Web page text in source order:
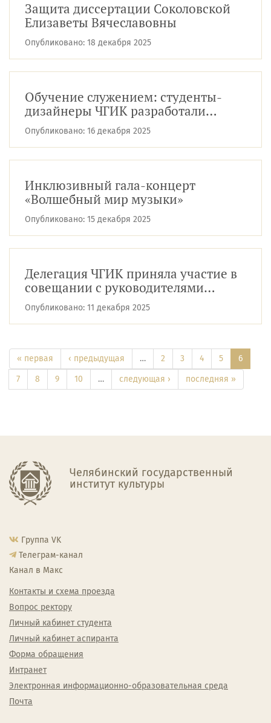
Защита диссертации Соколовской
Елизаветы Вячеславовны
Опубликовано: 18 декабря 2025
Обучение служением: студенты-
дизайнеры ЧГИК разработали
проект мемориального сквера
участникам СВО
Опубликовано: 16 декабря 2025
Инклюзивный гала-концерт
«Волшебный мир музыки»
Опубликовано: 15 декабря 2025
Делегация ЧГИК приняла участие в
совещании с руководителями
подведомственных научных и
образовате...
Опубликовано: 11 декабря 2025
« первая ‹ предыдущая … 2 3 4 5
6
7
8 9 10 … следующая › последняя »
Челябинский государственный
институт культуры
Группа VK
Телеграм-канал
Канал в Макс
Контакты и схема проезда
Вопрос ректору
Личный кабинет студента
Личный кабинет аспиранта
Форма обращения
Интранет
Электронная информационно-образовательная среда
Почта